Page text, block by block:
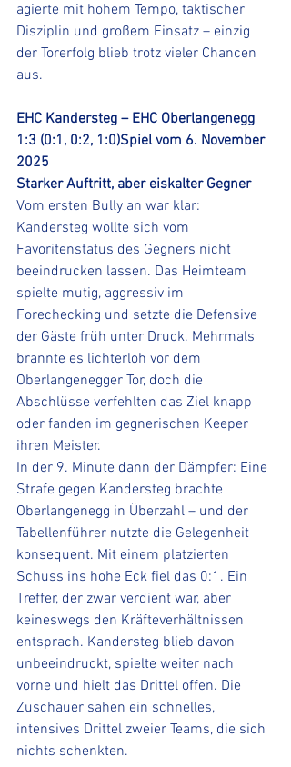
agierte mit hohem Tempo, taktischer
Disziplin und großem Einsatz – einzig
der Torerfolg blieb trotz vieler Chancen
aus.
EHC Kandersteg – EHC Oberlangenegg
1:3 (0:1, 0:2, 1:0)Spiel vom 6. November
2025
Starker Auftritt, aber eiskalter Gegner
Vom ersten Bully an war klar:
Kandersteg wollte sich vom
Favoritenstatus des Gegners nicht
beeindrucken lassen. Das Heimteam
spielte mutig, aggressiv im
Forechecking und setzte die Defensive
der Gäste früh unter Druck. Mehrmals
brannte es lichterloh vor dem
Oberlangenegger Tor, doch die
Abschlüsse verfehlten das Ziel knapp
oder fanden im gegnerischen Keeper
ihren Meister.
In der 9. Minute dann der Dämpfer: Eine
Strafe gegen Kandersteg brachte
Oberlangenegg in Überzahl – und der
Tabellenführer nutzte die Gelegenheit
konsequent. Mit einem platzierten
Schuss ins hohe Eck fiel das 0:1. Ein
Treffer, der zwar verdient war, aber
keineswegs den Kräfteverhältnissen
entsprach. Kandersteg blieb davon
unbeeindruckt, spielte weiter nach
vorne und hielt das Drittel offen. Die
Zuschauer sahen ein schnelles,
intensives Drittel zweier Teams, die sich
nichts schenkten.